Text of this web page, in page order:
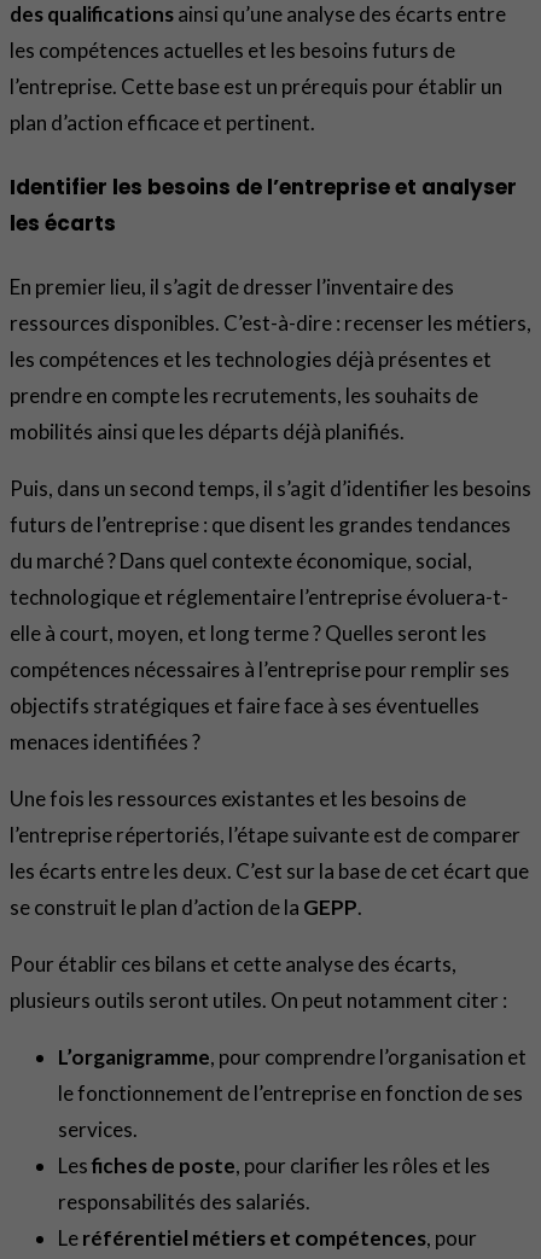
des qualificationsainsi qu’une analyse des écarts entre
les compétences actuelles et les besoins futurs de
l’entreprise. Cette base est un prérequis pour établir un
plan d’action efficace et pertinent.
Identifier les besoins de l’entreprise et analyser
les écarts
En premier lieu, il s’agit de dresser l’inventaire des
ressources disponibles. C’est-à-dire : recenser les métiers,
les compétences et les technologies déjà présentes et
prendre en compte les recrutements, les souhaits de
mobilités ainsi que les départs déjà planifiés.
Puis, dans un second temps, il s’agit d’identifier les besoins
futurs de l’entreprise : que disent les grandes tendances
du marché ? Dans quel contexte économique, social,
technologique et réglementaire l’entreprise évoluera-t-
elle à court, moyen, et long terme ? Quelles seront les
compétences nécessaires à l’entreprise pour remplir ses
objectifs stratégiques et faire face à ses éventuelles
menaces identifiées ?
Une fois les ressources existantes et les besoins de
l’entreprise répertoriés, l’étape suivante est de comparer
les écarts entre les deux. C’est sur la base de cet écart que
se construit le plan d’action de la GEPP.
Pour établir ces bilans et cette analyse des écarts,
plusieurs outils seront utiles. On peut notamment citer :
L’organigramme, pour comprendre l’organisation et
le fonctionnement de l’entreprise en fonction de ses
services.
Lesfiches de poste, pour clarifier les rôles et les
responsabilités des salariés.
Leréférentiel métiers et compétences, pour